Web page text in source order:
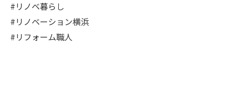
#リノベ暮らし
#リノベーション横浜
#リフォーム職人